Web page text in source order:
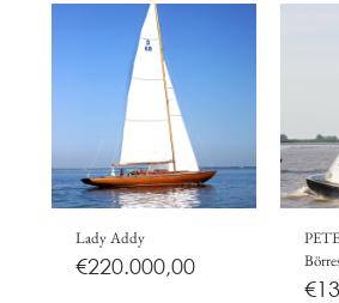
Lady Addy
€220.000,00
€